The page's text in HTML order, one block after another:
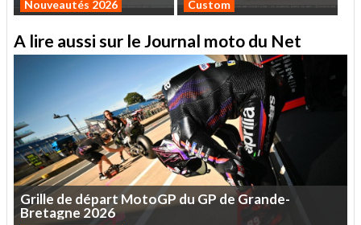
Nouveautés 2026
Custom
A lire aussi sur le Journal moto du Net
Grille de départ MotoGP duGPdeGrande-
Bretagne 2026